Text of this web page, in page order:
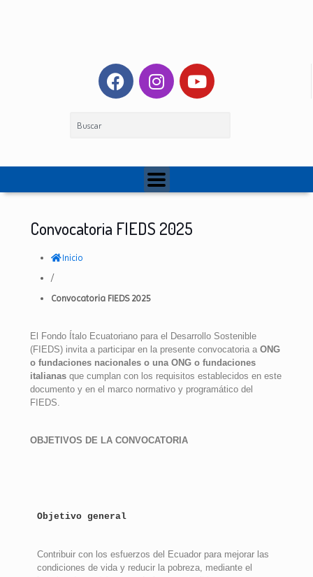
Convocatoria FIEDS 2025
Inicio
/
Convocatoria FIEDS 2025
El Fondo Ítalo Ecuatoriano para el Desarrollo Sostenible
(FIEDS) invita a participar en la presente convocatoria a ONG
o fundaciones nacionales o una ONG o fundaciones
italianas que cumplan con los requisitos establecidos en este
documento y en el marco normativo y programático del
FIEDS.
OBJETIVOS DE LA CONVOCATORIA
Objetivo general
Contribuir con los esfuerzos del Ecuador para mejorar las
condiciones de vida y reducir la pobreza, mediante el